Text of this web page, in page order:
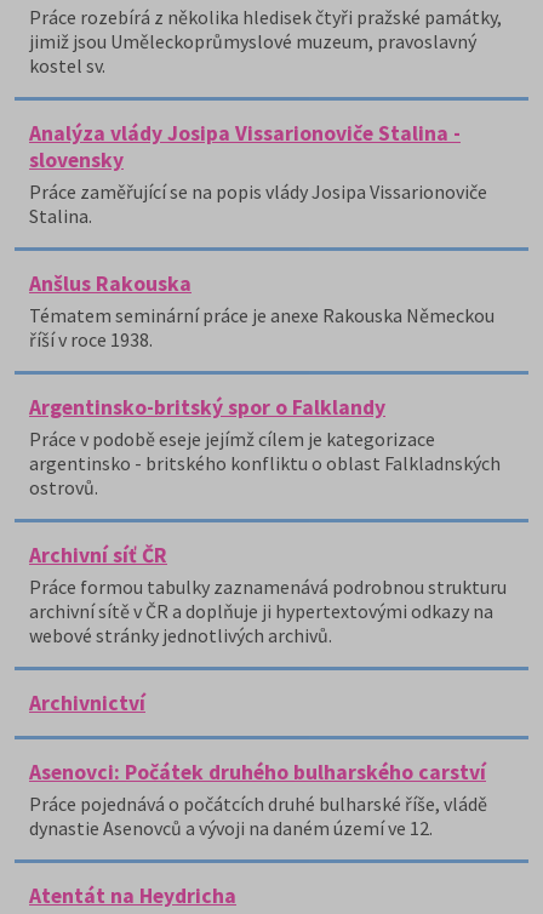
Práce rozebírá z několika hledisek čtyři pražské památky,
jimiž jsou Uměleckoprůmyslové muzeum, pravoslavný
kostel sv.
Analýza vlády Josipa Vissarionoviče Stalina -
slovensky
Práce zaměřující se na popis vlády Josipa Vissarionoviče
Stalina.
Anšlus Rakouska
Tématem seminární práce je anexe Rakouska Německou
říší v roce 1938.
Argentinsko-britský spor o Falklandy
Práce v podobě eseje jejímž cílem je kategorizace
argentinsko - britského konfliktu o oblast Falkladnských
ostrovů.
Archivní síť ČR
Práce formou tabulky zaznamenává podrobnou strukturu
archivní sítě v ČR a doplňuje ji hypertextovými odkazy na
webové stránky jednotlivých archivů.
Archivnictví
Asenovci: Počátek druhého bulharského carství
Práce pojednává o počátcích druhé bulharské říše, vládě
dynastie Asenovců a vývoji na daném území ve 12.
Atentát na Heydricha